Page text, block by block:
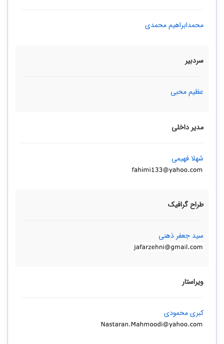
محمدابراهیم محمدی
سردبیر
عظیم محبی
مدیر داخلی
شهلا فهیمی
طراح گرافیک
سید جعفر ذهنی
ویراستار
کبری محمودی